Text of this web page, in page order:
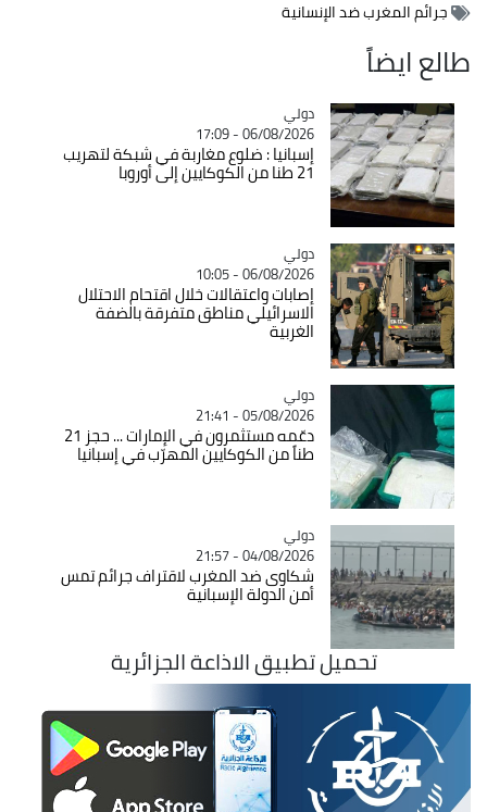
جرائم المغرب ضد الإنسانية
طالع ايضاً
Catégorie
دولي
06/08/2026 - 17:09
إسبانيا : ضلوع مغاربة في شبكة لتهريب
21 طنا من الكوكايين إلى أوروبا
Catégorie
دولي
06/08/2026 - 10:05
إصابات واعتقالات خلال اقتحام الاحتلال
الاسرائيلي مناطق متفرقة بالضفة
الغربية
Catégorie
دولي
05/08/2026 - 21:41
دعّمه مستثمرون في الإمارات ... حجز 21
طناً من الكوكايين المهرّب في إسبانيا
Catégorie
دولي
04/08/2026 - 21:57
شكاوى ضد المغرب لاقتراف جرائم تمس
أمن الدولة الإسبانية
تحميل تطبيق الاذاعة الجزائرية